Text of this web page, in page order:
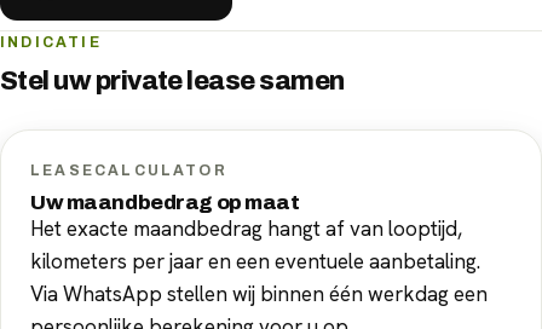
INDICATIE
Stel uwprivate leasesamen
LEASECALCULATOR
Uw maandbedrag op maat
Het exacte maandbedrag hangt af van looptijd,
kilometers per jaar en een eventuele aanbetaling.
Via WhatsApp stellen wij binnen één werkdag een